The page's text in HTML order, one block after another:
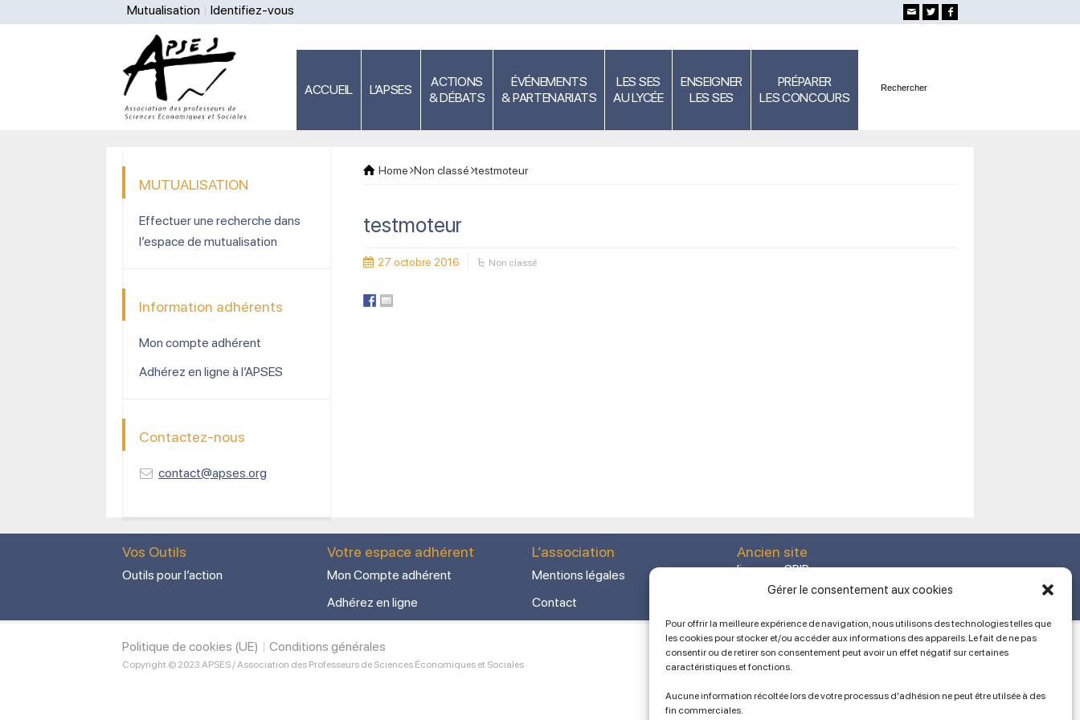
Gérer le consentement aux cookies
Pour offrir la meilleure expérience de navigation, nous utilisons des technologies telles que
les cookies pour stocker et/ou accéder aux informations des appareils. Le fait de ne pas
consentir ou de retirer son consentement peut avoir un effet négatif sur certaines
caractéristiques et fonctions.
Aucune information récoltée lors de votre processus d'adhésion ne peut être utilsée à des
fin commerciales.
Mutualisation Identifiez-vous
ACCUEIL L’APSES
ACTIONS
& DÉBATS
ÉVÉNEMENTS
& PARTENARIATS
LES SES
AU LYCÉE
ENSEIGNER
LES SES
PRÉPARER
LES CONCOURS
Home Non classé testmoteur
testmoteur
27 octobre 2016 Non classé
MUTUALISATION
Effectuer une recherche dans
l’espace de mutualisation
Information adhérents
Mon compte adhérent
Adhérez en ligne à l’APSES
Contactez-nous
contact@apses.org
Vos Outils
Outils pour l’action
Votre espace adhérent
Mon Compte adhérent
Adhérez en ligne
L’association
Mentions légales
Contact
Ancien site
lien vers SPIP
Politique de cookies (UE) Conditions générales
Copyright © 2023 APSES / Association des Professeurs de Sciences Économiques et Sociales